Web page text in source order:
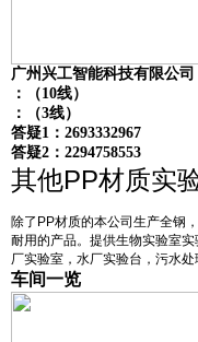
广州兴工智能科技有限公司
：（10线）
：（3线）
答疑1：2693332967
答疑2：2294758553
其他PP材质实
除了PP材质的本公司生产全钢
耐用的产品。提供生物实验室
厂实验室，水厂实验台，污水
车间一览